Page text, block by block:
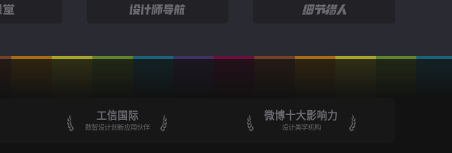
工信国际
数智设计创新应用伙伴
微博十大影响力
设计美学机构